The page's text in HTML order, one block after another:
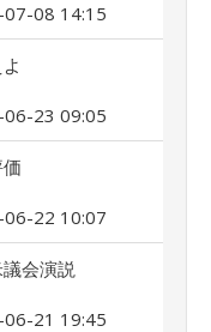
08 14:15
23 09:05
22 10:07
会演説
21 19:45